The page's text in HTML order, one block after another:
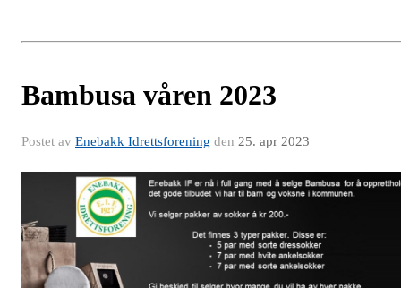
Bambusa våren 2023
Postet av Enebakk Idrettsforening den 25. apr 2023